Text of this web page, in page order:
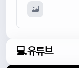
💻유튜브